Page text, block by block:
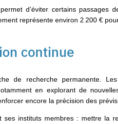
d’éviter certains passages
représente environ 2 200 €
continue
de recherche permanente. Les
en explorant de
encore la précision des
instituts membres : mettre la